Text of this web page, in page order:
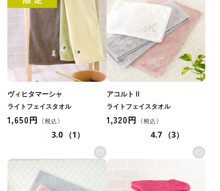
ヴィヒタマーシャ
ライトフェイスタオル
1,650円
3.0 （1）
アコルトⅡ
ライトフェイスタオル
1,320円
4.7 （3）